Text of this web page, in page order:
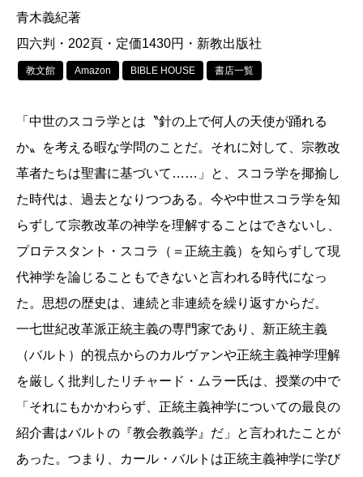
青木義紀著
四六判・202頁・定価1430円・新教出版社
教文館 Amazon BIBLE HOUSE 書店一覧
「中世のスコラ学とは〝針の上で何人の天使が踊れる
か〟を考える暇な学問のことだ。それに対して、宗教改
革者たちは聖書に基づいて……」と、スコラ学を揶揄し
た時代は、過去となりつつある。今や中世スコラ学を知
らずして宗教改革の神学を理解することはできないし、
プロテスタント・スコラ（＝正統主義）を知らずして現
代神学を論じることもできないと言われる時代になっ
た。思想の歴史は、連続と非連続を繰り返すからだ。
一七世紀改革派正統主義の専門家であり、新正統主義
（バルト）的視点からのカルヴァンや正統主義神学理解
を厳しく批判したリチャード・ムラー氏は、授業の中で
「それにもかかわらず、正統主義神学についての最良の
紹介書はバルトの『教会教義学』だ」と言われたことが
あった。つまり、カール・バルトは正統主義神学に学び